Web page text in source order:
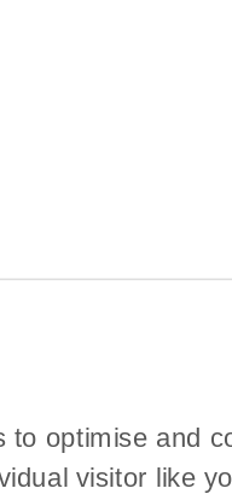
to optimise and
visitor like